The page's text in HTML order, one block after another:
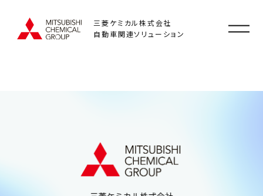
三菱ケミカル株式会社
自動車関連ソリューション